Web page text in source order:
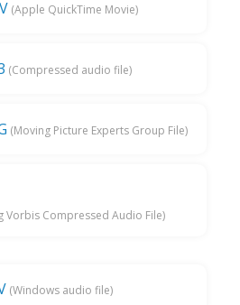
(Apple QuickTime Movie)
(Compressed audio file)
(Moving Picture Experts Group File)
Vorbis Compressed Audio File)
(Windows audio file)